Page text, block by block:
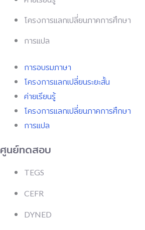
โครงการแลกเปลี่ยนภาคการศึกษา
การแปล
การอบรมภาษา
โครงการแลกเปลี่ยนระยะสั้น
ค่ายเรียนรู้
โครงการแลกเปลี่ยนภาคการศึกษา
การแปล
ศูนย์ทดสอบ
TEGS
CEFR
DYNED